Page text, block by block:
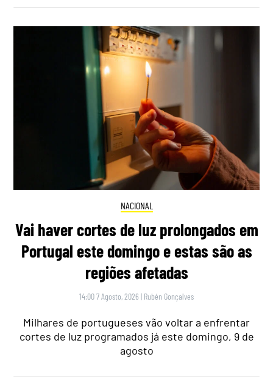
NACIONAL
Vai haver cortes de luz prolongados em
Portugal este domingo e estas são as
regiões afetadas
14:00 7 Agosto, 2026 | Rubén Gonçalves
Milhares de portugueses vão voltar a enfrentar
cortes de luz programados já este domingo, 9 de
agosto